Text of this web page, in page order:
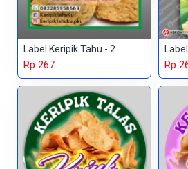
Label Keripik Tahu - 2
Rp 267 Rp